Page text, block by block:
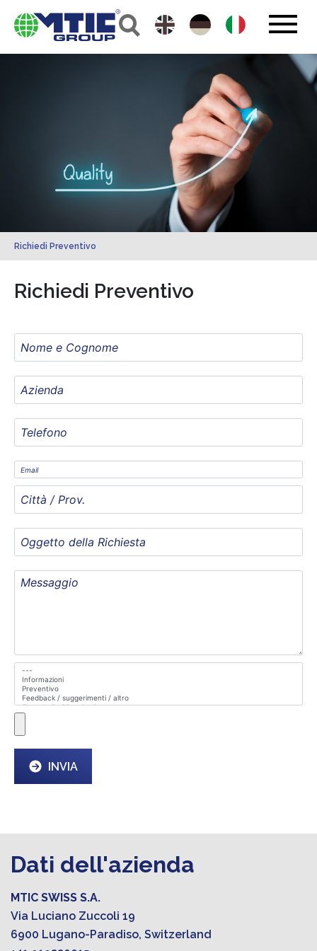
Richiedi Preventivo
Richiedi Preventivo
INVIA
Dati dell'azienda
MTIC SWISS S.A.
Via Luciano Zuccoli 19
6900 Lugano-Paradiso, Switzerland